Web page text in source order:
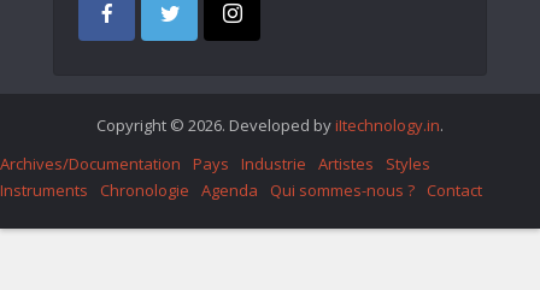
Copyright © 2026. Developed by iItechnology.in.
Archives/Documentation
Pays Industrie Artistes
Styles
Instruments
Chronologie Agenda Qui sommes-nous ? Contact